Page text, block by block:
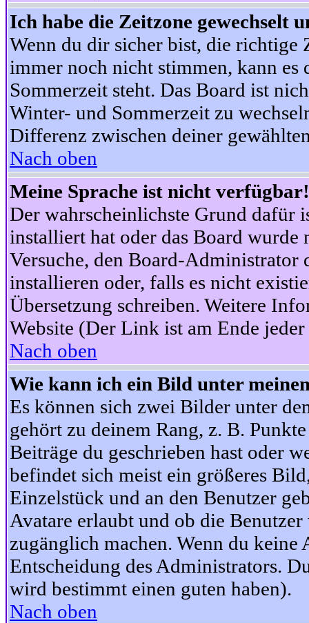
Ich habe die Zeitzone gewechselt
Wenn du dir sicher bist, die richtige
immer noch nicht stimmen, kann es
Sommerzeit steht. Das Board ist
Winter- und Sommerzeit zu
Differenz zwischen deiner
Nach oben
Meine Sprache ist nicht verfügbar!
Der wahrscheinlichste Grund dafür
installiert hat oder das Board wurde
Versuche, den Board-Administrator
installieren oder, falls es nicht
Übersetzung schreiben. Weitere
Website (Der Link ist am Ende jeder
Nach oben
Wie kann ich ein Bild unter
Es können sich zwei Bilder unter
gehört zu deinem Rang, z. B.
Beiträge du geschrieben hast oder
befindet sich meist ein größeres
Einzelstück und an den Benutzer
Avatare erlaubt und ob die
zugänglich machen. Wenn du keine
Entscheidung des Administrators.
wird bestimmt einen guten haben).
Nach oben